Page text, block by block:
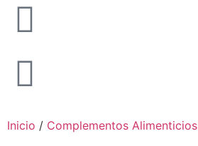
Inicio / Complementos Alimenticios